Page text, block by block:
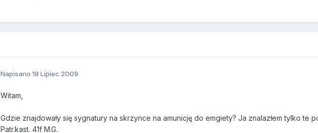
Napisano18 Lipiec 2009
Witam,
Gdzie znajdowały się sygnatury na skrzynce na amunicję do emgiety? Ja znalazłem tylko te
Patr.kast. 41f M.G.